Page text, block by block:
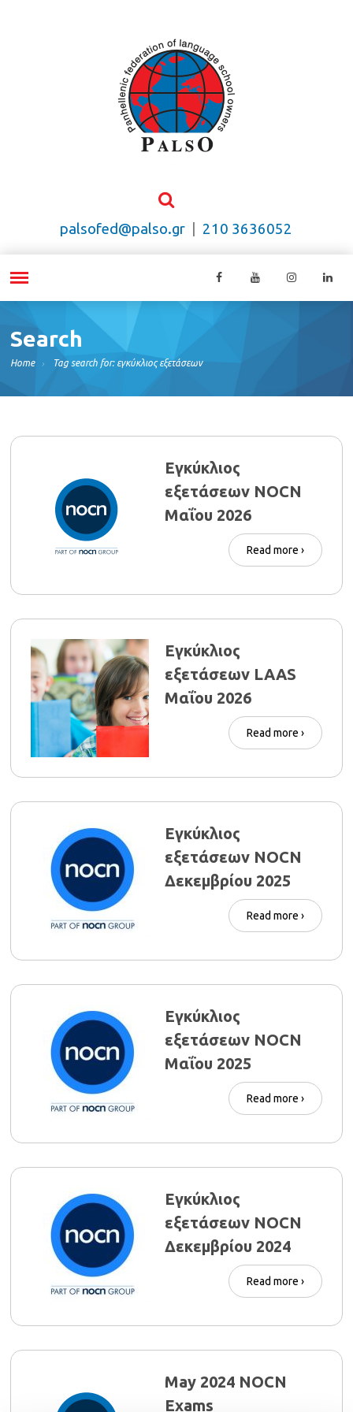
palsofed@palso.gr 210 3636052
Search
Home Tag search for: εγκύκλιος εξετάσεων
Εγκύκλιος
εξετάσεων NOCN
Μαΐου 2026
Read more ›
Εγκύκλιος
εξετάσεων LAAS
Μαΐου 2026
Read more ›
Εγκύκλιος
εξετάσεων NOCN
Δεκεμβρίου 2025
Read more ›
Εγκύκλιος
εξετάσεων NOCN
Μαΐου 2025
Read more ›
Εγκύκλιος
εξετάσεων NOCN
Δεκεμβρίου 2024
Read more ›
May 2024 NOCN
Exams